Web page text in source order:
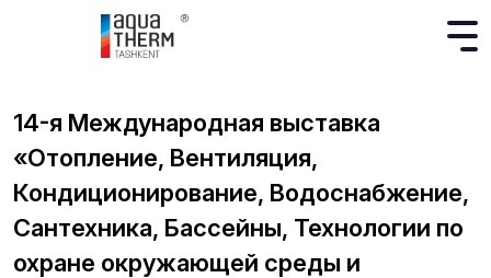
14-я Международная выставка
«Отопление, Вентиляция,
Кондиционирование, Водоснабжение,
Сантехника, Бассейны, Технологии по
охране окружающей среды и